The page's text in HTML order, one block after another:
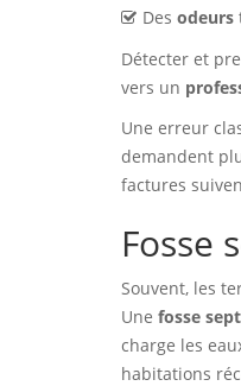
Des odeurs
Détecter et
vers un
Une erreur
demandent
factures
Fosse
Souvent, les
Une fosse
charge les
habitations